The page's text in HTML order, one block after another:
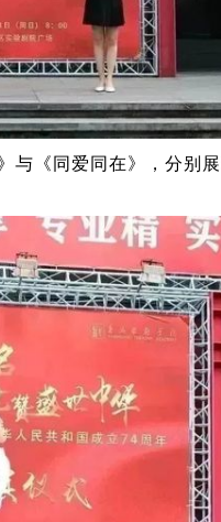
与《同爱同在》，分别